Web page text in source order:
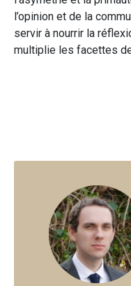
l’opinion et de la
servir à nourrir la
multiplie les facettes